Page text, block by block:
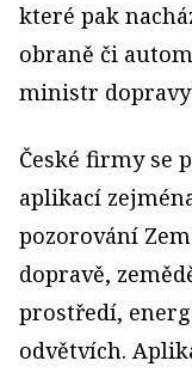
které pak
obraně či
ministr dopravy
České firmy se
aplikací
pozorování
dopravě,
prostředí,
odvětvích.